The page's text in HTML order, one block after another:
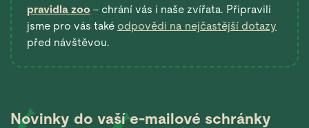
pravidla zoo – chrání vás i naše zvířata. Připravili
jsme pro vás také odpovědi na nejčastější dotazy
před návštěvou.
Novinky do vašíe-mailové schránky